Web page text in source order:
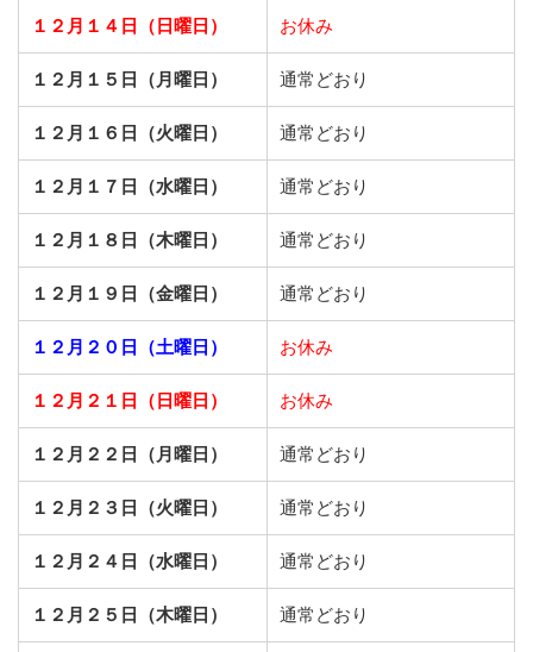
１２月１４日（日曜日） お休み
１２月１５日（月曜日） 通常どおり
１２月１６日（火曜日） 通常どおり
１２月１７日（水曜日） 通常どおり
１２月１８日（木曜日） 通常どおり
１２月１９日（金曜日） 通常どおり
１２月２０日（土曜日） お休み
１２月２１日（日曜日） お休み
１２月２２日（月曜日） 通常どおり
１２月２３日（火曜日） 通常どおり
１２月２４日（水曜日） 通常どおり
１２月２５日（木曜日） 通常どおり